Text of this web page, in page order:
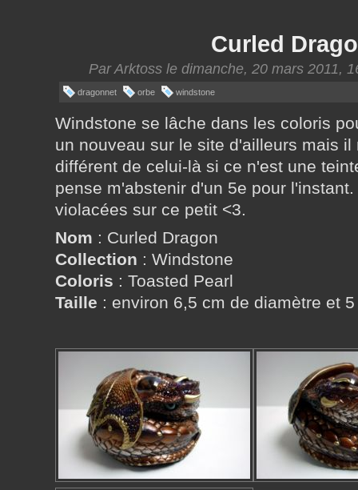
Curled
Par Arktoss le dimanche, 20 mars 2011,
dragonnet orbe windstone
Windstone se lâche dans les coloris
un nouveau sur le site d'ailleurs mais
différent de celui-là si ce n'est une
pense m'abstenir d'un 5e pour
violacées sur ce petit <3.
Nom : Curled Dragon
Collection : Windstone
Coloris : Toasted Pearl
Taille : environ 6,5 cm de diamètre et